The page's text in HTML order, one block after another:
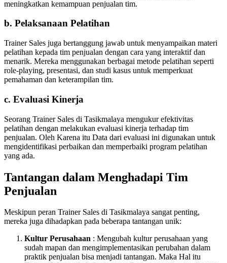
meningkatkan kemampuan penjualan tim.
b. Pelaksanaan Pelatihan
Trainer Sales juga bertanggung jawab untuk menyampaikan materi
pelatihan kepada tim penjualan dengan cara yang interaktif dan
menarik. Mereka menggunakan berbagai metode pelatihan seperti
role-playing, presentasi, dan studi kasus untuk memperkuat
pemahaman dan keterampilan tim.
c. Evaluasi Kinerja
Seorang Trainer Sales di Tasikmalaya mengukur efektivitas
pelatihan dengan melakukan evaluasi kinerja terhadap tim
penjualan. Oleh Karena itu Data dari evaluasi ini digunakan untuk
mengidentifikasi perbaikan dan memperbaiki program pelatihan
yang ada.
Tantangan dalam Menghadapi Tim
Penjualan
Meskipun peran Trainer Sales di Tasikmalaya sangat penting,
mereka juga dihadapkan pada beberapa tantangan unik:
Kultur Perusahaan : Mengubah kultur perusahaan yang
sudah mapan dan mengimplementasikan perubahan dalam
praktik penjualan bisa menjadi tantangan. Maka Hal itu